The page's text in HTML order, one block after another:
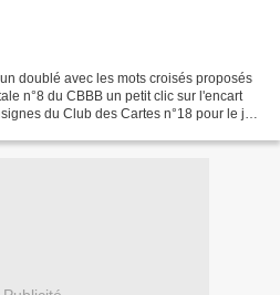
doublé avec les mots croisés proposés
n°8 du CBBB un petit clic sur l'encart
du Club des Cartes n°18 pour le jeu